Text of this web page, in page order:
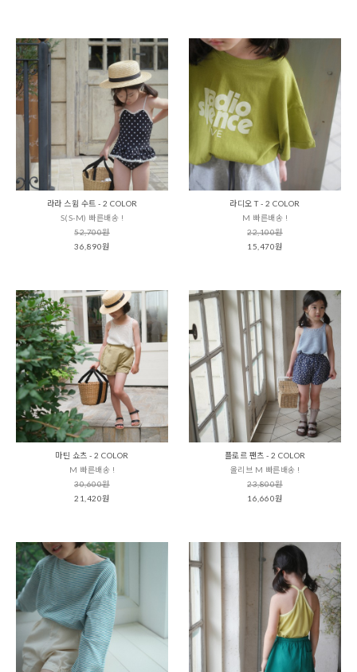
라라 스윔 수트 - 2 COLOR
S(S-M) 빠른배송 !
52,700원
36,890원
라디오 T - 2 COLOR
M 빠른배송 !
22,100원
15,470원
마틴 쇼츠 - 2 COLOR
M 빠른배송 !
30,600원
21,420원
플로르 팬츠 - 2 COLOR
올리브 M 빠른배송 !
23,800원
16,660원